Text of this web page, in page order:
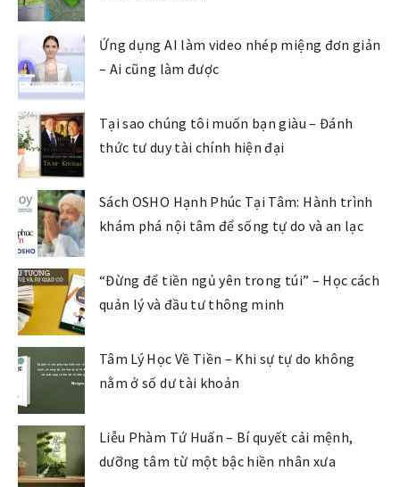
Ứng dụng AI làm video nhép miệng đơn giản
– Ai cũng làm được
Tại sao chúng tôi muốn bạn giàu – Đánh
thức tư duy tài chính hiện đại
Sách OSHO Hạnh Phúc Tại Tâm: Hành trình
khám phá nội tâm để sống tự do và an lạc
“Đừng để tiền ngủ yên trong túi” – Học cách
quản lý và đầu tư thông minh
Tâm Lý Học Về Tiền – Khi sự tự do không
nằm ở số dư tài khoản
Liễu Phàm Tứ Huấn – Bí quyết cải mệnh,
dưỡng tâm từ một bậc hiền nhân xưa